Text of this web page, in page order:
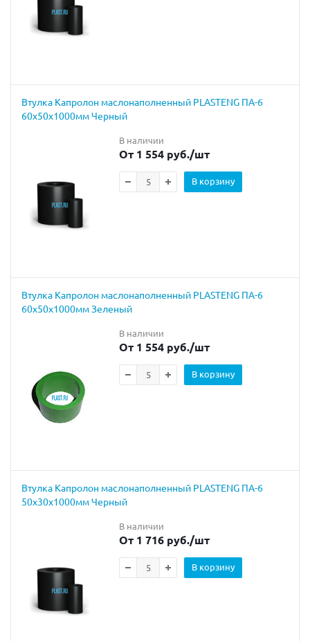
Втулка Капролон маслонаполненный PLASTENG ПА-6
60х50х1000мм Черный
В наличии
От 1 554 руб./шт
В корзину
Втулка Капролон маслонаполненный PLASTENG ПА-6
60х50х1000мм Зеленый
В наличии
От 1 554 руб./шт
В корзину
Втулка Капролон маслонаполненный PLASTENG ПА-6
50х30х1000мм Черный
В наличии
От 1 716 руб./шт
В корзину